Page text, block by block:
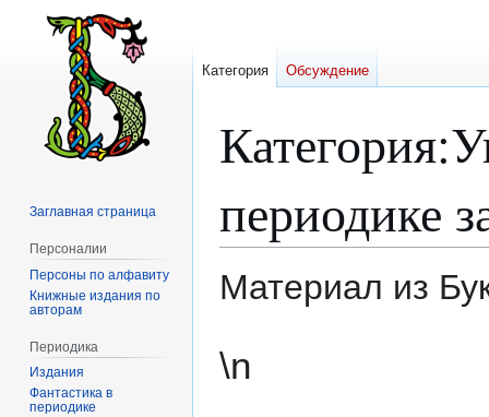
Категория:
периодике
Материал из
кк
\n
Категория Обсуждение
Заглавная страница
Персоналии
Персоны по алфавиту
Книжные издания по
авторам
Периодика
Издания
Фантастика в
периодике